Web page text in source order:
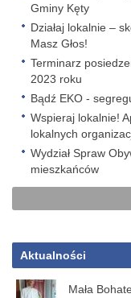
Gminy Kęty
Działaj lokalnie –
Masz Głos!
Terminarz
2023 roku
Bądź EKO -
Wspieraj lokalnie!
lokalnych
Wydział Spraw
mieszkańców
Aktualności
Mała